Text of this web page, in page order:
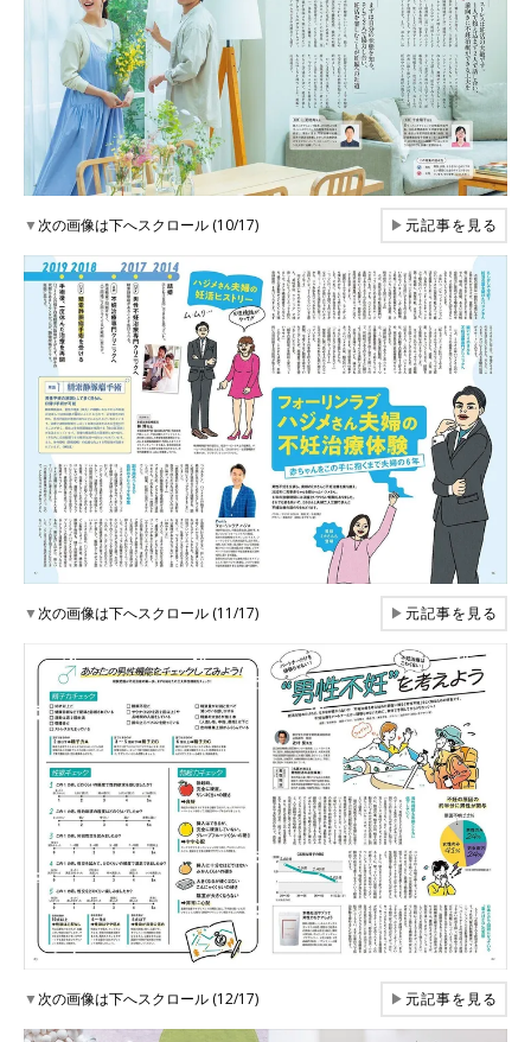
▼次の画像は下へスクロール (10/17) ▶元記事を見る
▼次の画像は下へスクロール (11/17) ▶元記事を見る
▼次の画像は下へスクロール (12/17) ▶元記事を見る